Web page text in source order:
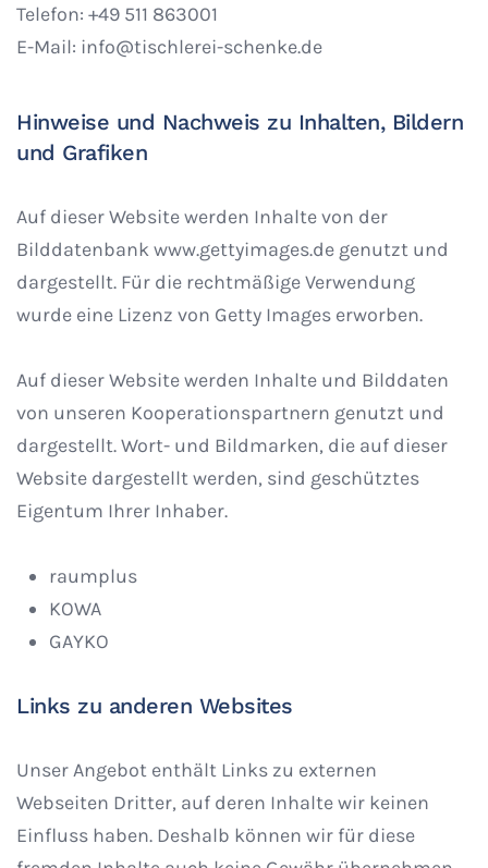
Telefon: +49 511 863001
E-Mail: info@tischlerei-schenke.de
Hinweise und Nachweis zu Inhalten, Bildern
und Grafiken
Auf dieser Website werden Inhalte von der
Bilddatenbank www.gettyimages.de genutzt und
dargestellt. Für die rechtmäßige Verwendung
wurde eine Lizenz von Getty Images erworben.
Auf dieser Website werden Inhalte und Bilddaten
von unseren Kooperationspartnern genutzt und
dargestellt. Wort- und Bildmarken, die auf dieser
Website dargestellt werden, sind geschütztes
Eigentum Ihrer Inhaber.
raumplus
KOWA
GAYKO
Links zu anderen Websites
Unser Angebot enthält Links zu externen
Webseiten Dritter, auf deren Inhalte wir keinen
Einfluss haben. Deshalb können wir für diese